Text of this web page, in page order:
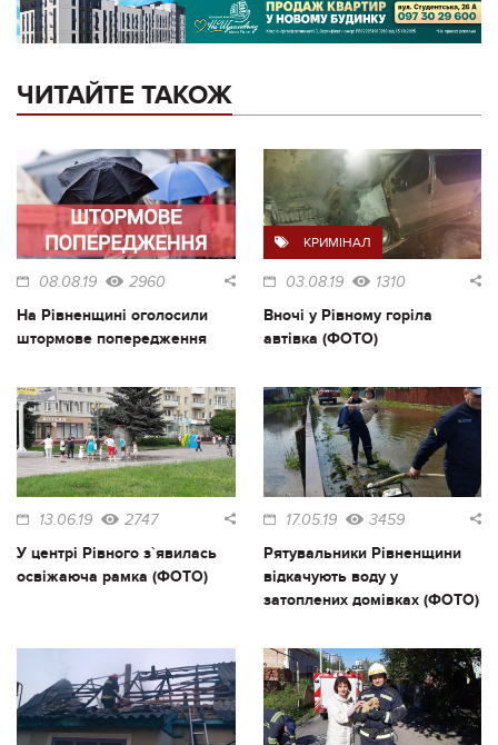
ЧИТАЙТЕ ТАКОЖ
08.08.19 2960
На Рівненщині оголосили
штормове попередження
КРИМІНАЛ
03.08.19 1310
Вночі у Рівному горіла
автівка (ФОТО)
13.06.19 2747
У центрі Рівного з`явилась
освіжаюча рамка (ФОТО)
17.05.19 3459
Рятувальники Рівненщини
відкачують воду у
затоплених домівках (ФОТО)